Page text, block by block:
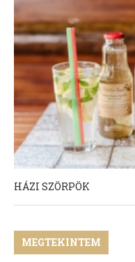
HÁZI SZÖRPÖK
MEGTEKINTEM